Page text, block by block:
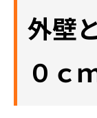
外壁
０ｃ